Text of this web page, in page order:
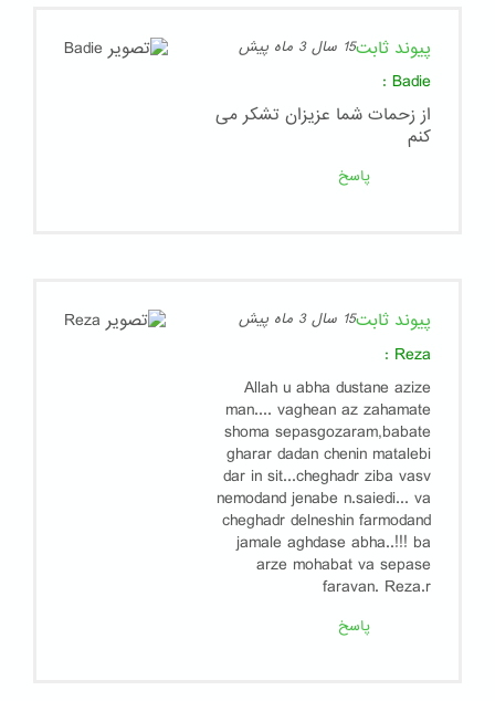
پیوند ثابت15 سال 3 ماه پیش
Badie
:
از زحمات شما عزیزان تشکر می
کنم
پاسخ
پیوند ثابت15 سال 3 ماه پیش
Reza
:
Allah u abha dustane azize
man.... vaghean az zahamate
shoma sepasgozaram,babate
gharar dadan chenin matalebi
dar in sit...cheghadr ziba vasv
nemodand jenabe n.saiedi... va
cheghadr delneshin farmodand
jamale aghdase abha..!!! ba
arze mohabat va sepase
faravan. Reza.r
پاسخ